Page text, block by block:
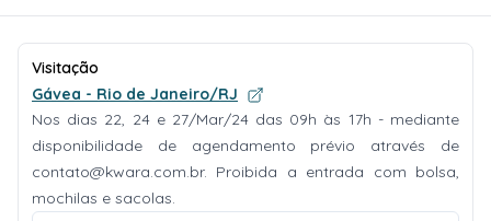
Visitação
Gávea - Rio de Janeiro/RJ
Nos dias 22, 24 e 27/Mar/24 das 09h às 17h - mediante
disponibilidade de agendamento prévio através de
contato@kwara.com.br. Proibida a entrada com bolsa,
mochilas e sacolas.